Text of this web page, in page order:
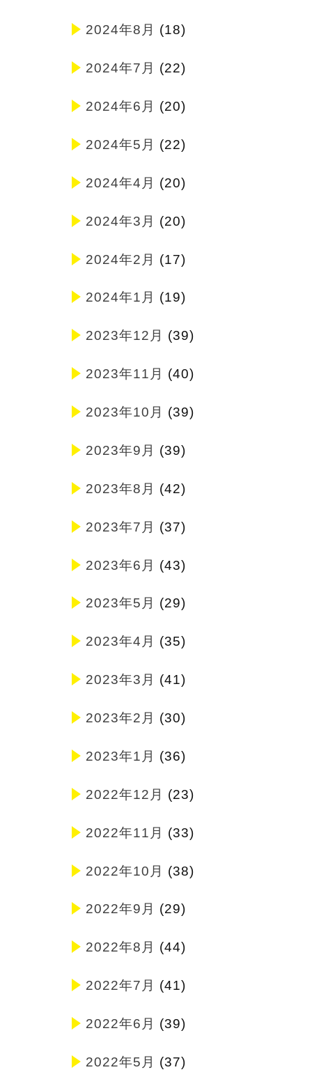
2024年8月 (18)
2024年7月 (22)
2024年6月 (20)
2024年5月 (22)
2024年4月 (20)
2024年3月 (20)
2024年2月 (17)
2024年1月 (19)
2023年12月 (39)
2023年11月 (40)
2023年10月 (39)
2023年9月 (39)
2023年8月 (42)
2023年7月 (37)
2023年6月 (43)
2023年5月 (29)
2023年4月 (35)
2023年3月 (41)
2023年2月 (30)
2023年1月 (36)
2022年12月 (23)
2022年11月 (33)
2022年10月 (38)
2022年9月 (29)
2022年8月 (44)
2022年7月 (41)
2022年6月 (39)
2022年5月 (37)